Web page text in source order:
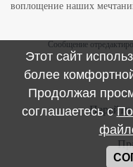
воплощение наших
Сообщение
Перейти
Этот сайт
более
Продолжая
соглашаетесь с